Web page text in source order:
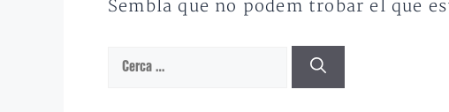
Sembla que no podem trobar el que
Cerca: